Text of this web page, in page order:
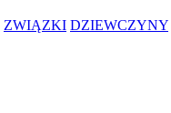
ZWIĄZKI DZIEWCZYNY